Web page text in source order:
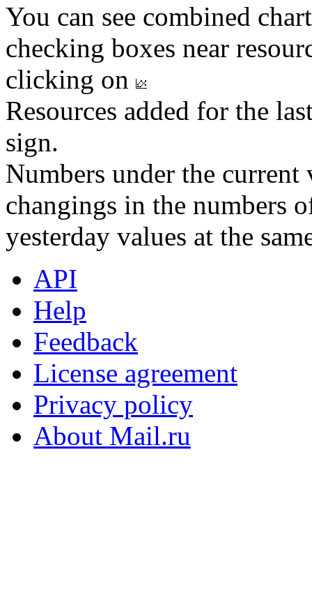
You can see combined
checking boxes near
clicking on
Resources added for the
sign.
Numbers under the
changings in the numbers
yesterday values at the
API
Help
Feedback
License agreement
Privacy policy
About Mail.ru